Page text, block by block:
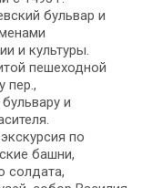
бульвар и
и культуры.
пешеходной
пер.,
и
по
башни,
солдата,